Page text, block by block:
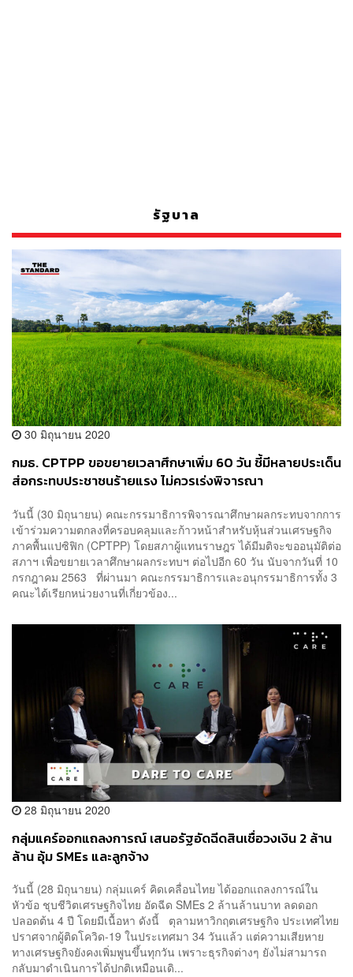
รัฐบาล
30 มิถุนายน 2020
กมธ. CPTPP ขอขยายเวลาศึกษาเพิ่ม 60 วัน ชี้มีหลายประเด็น
ส่อกระทบประชาชนร้ายแรง ไม่ควรเร่งพิจารณา
วันนี้ (30 มิถุนายน) คณะกรรมาธิการพิจารณาศึกษาผลกระทบจากการ
เข้าร่วมความตกลงที่ครอบคลุมและก้าวหน้าสำหรับหุ้นส่วนเศรษฐกิจ
ภาคพื้นแปซิฟิก (CPTPP) โดยสภาผู้แทนราษฎร ได้มีมติจะขออนุมัติต่อ
สภาฯ เพื่อขยายเวลาศึกษาผลกระทบฯ ต่อไปอีก 60 วัน นับจากวันที่ 10
กรกฎาคม 2563 ที่ผ่านมา คณะกรรมาธิการและอนุกรรมาธิการทั้ง 3
คณะได้เรียกหน่วยงานที่เกี่ยวข้อง...
28 มิถุนายน 2020
กลุ่มแคร์ออกแถลงการณ์ เสนอรัฐอัดฉีดสินเชื่อวงเงิน 2 ล้าน
ล้าน อุ้ม SMEs และลูกจ้าง
วันนี้ (28 มิถุนายน) กลุ่มแคร์ คิดเคลื่อนไทย ได้ออกแถลงการณ์ใน
หัวข้อ ชุบชีวิตเศรษฐกิจไทย อัดฉีด SMEs 2 ล้านล้านบาท ลดดอก
ปลอดต้น 4 ปี โดยมีเนื้อหา ดังนี้ ตุลามหาวิกฤตเศรษฐกิจ ประเทศไทย
ปราศจากผู้ติดโควิด-19 ในประเทศมา 34 วันแล้ว แต่ความเสียหาย
ทางเศรษฐกิจยังคงเพิ่มพูนขึ้นทุกวัน เพราะธุรกิจต่างๆ ยังไม่สามารถ
กลับมาดำเนินการได้ปกติเหมือนเดิ...